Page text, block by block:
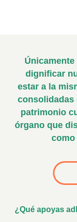
dignificar
estar a la
consolidadas
patrimonio
órgano que
¿Qué apoyas